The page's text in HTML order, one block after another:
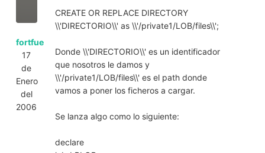
fortfue
17
de
Enero
del
2006
CREATE OR REPLACE DIRECTORY
\\'DIRECTORIO\\' as \\'/private1/LOB/files\\';
Donde \\'DIRECTORIO\\' es un identificador
que nosotros le damos y
\\'/private1/LOB/files\\' es el path donde
vamos a poner los ficheros a cargar.
Se lanza algo como lo siguiente:
declare